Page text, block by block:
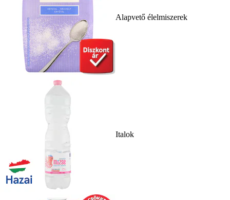
Alapvető élelmiszerek
Italok